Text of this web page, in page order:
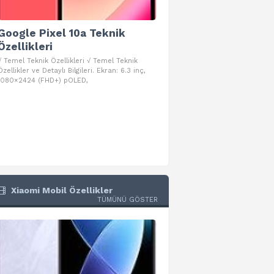
Pixel 10a Teknik
Temel Teknik Özellikleri √ Temel Teknik
ve Detaylı Bilgileri. Ekran: 6.3 inç,
(FHD+) pOLED,
Xiaomi Mobil Özellikler
TÜMÜNÜ GÖSTER